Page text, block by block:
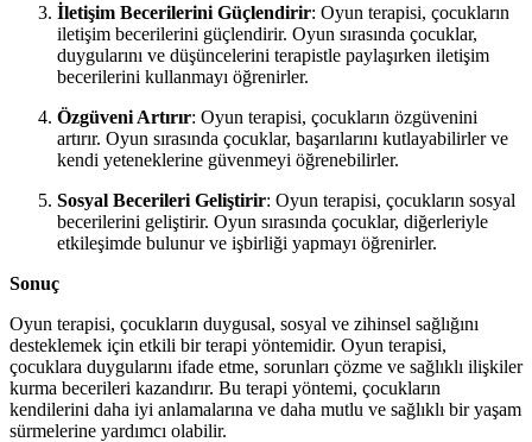
İletişim Becerilerini Güçlendirir: Oyun terapisi, çocukların
iletişim becerilerini güçlendirir. Oyun sırasında çocuklar,
duygularını ve düşüncelerini terapistle paylaşırken iletişim
becerilerini kullanmayı öğrenirler.
Özgüveni Artırır: Oyun terapisi, çocukların özgüvenini
artırır. Oyun sırasında çocuklar, başarılarını kutlayabilirler ve
kendi yeteneklerine güvenmeyi öğrenebilirler.
Sosyal Becerileri Geliştirir: Oyun terapisi, çocukların sosyal
becerilerini geliştirir. Oyun sırasında çocuklar, diğerleriyle
etkileşimde bulunur ve işbirliği yapmayı öğrenirler.
Sonuç
Oyun terapisi, çocukların duygusal, sosyal ve zihinsel sağlığını
desteklemek için etkili bir terapi yöntemidir. Oyun terapisi,
çocuklara duygularını ifade etme, sorunları çözme ve sağlıklı ilişkiler
kurma becerileri kazandırır. Bu terapi yöntemi, çocukların
kendilerini daha iyi anlamalarına ve daha mutlu ve sağlıklı bir yaşam
sürmelerine yardımcı olabilir.